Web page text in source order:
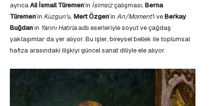
ayrıcaAli İsmail Türemen’in İsimsizçalışması, Berna
Türemen’in Kuzgun’u, Mert Özgen’in An/Moment’i veBerkay
Buğdan’ın Yarını Hatırlaadlı eserleriyle soyut ve çağdaş
yaklaşımlar da yer alıyor. Bu işler, bireysel bellek ile toplumsal
hafıza arasındaki ilişkiyi güncel sanat diliyle ele alıyor.